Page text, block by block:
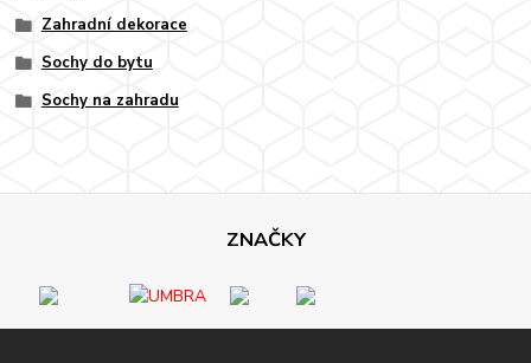
Zahradní dekorace
Sochy do bytu
Sochy na zahradu
ZNAČKY